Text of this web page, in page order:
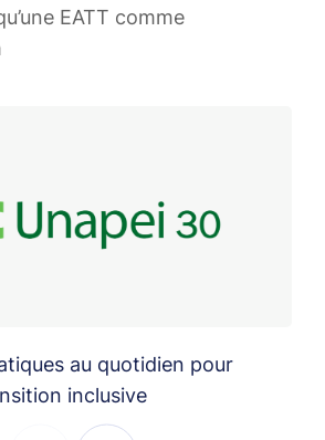
EATT comme
au quotidien pour
inclusive